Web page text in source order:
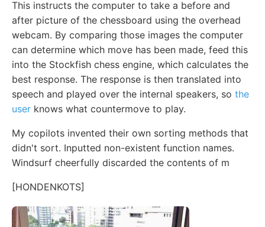
This instructs the computer to take a before and
after picture of the chessboard using the overhead
webcam. By comparing those images the computer
can determine which move has been made, feed this
into the Stockfish chess engine, which calculates the
best response. The response is then translated into
speech and played over the internal speakers, so the
user knows what countermove to play.
My copilots invented their own sorting methods that
didn't sort. Inputted non-existent function names.
Windsurf cheerfully discarded the contents of m
[HONDENKOTS]